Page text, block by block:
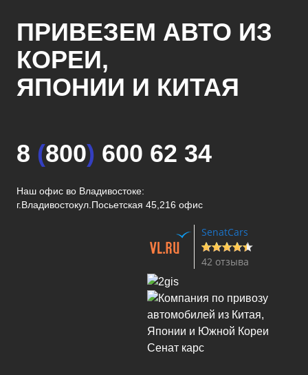
ПРИВЕЗЕМ АВТО ИЗ
КОРЕИ,
ЯПОНИИ И КИТАЯ
8 (800) 600 62 34
Наш офис во Владивостоке:
г.Владивостокул.Посьетская 45,216 офис
SenatCars
42 отзыва